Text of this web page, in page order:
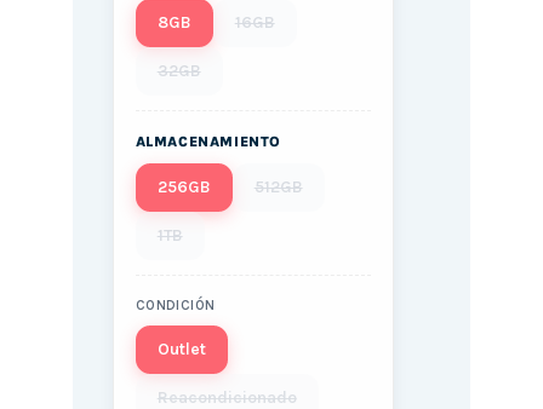
8GB 16GB
32GB
ALMACENAMIENTO
256GB 512GB
1TB
CONDICIÓN
Outlet
Reacondicionado